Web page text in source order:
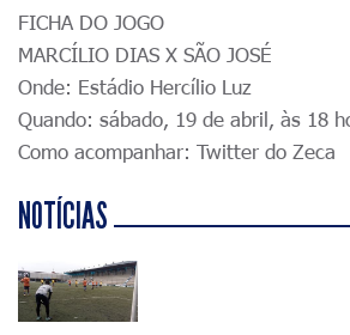
FICHA DO JOGO
MARCÍLIO DIAS X SÃO JOSÉ
Onde: Estádio Hercílio Luz
Quando: sábado, 19 de abril, às 18
Como acompanhar: Twitter do Zeca
NOTÍCIAS